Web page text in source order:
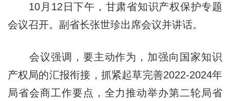
10月12日下午，甘肃省知识产权保护专题
会议召开。副省长张世珍出席会议并讲话。
会议强调，要主动作为，加强向国家知识
产权局的汇报衔接，抓紧起草完善2022-2024年
局省会商工作要点，全力推动举办第二轮局省